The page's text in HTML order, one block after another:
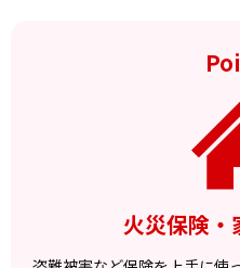
火災保険・